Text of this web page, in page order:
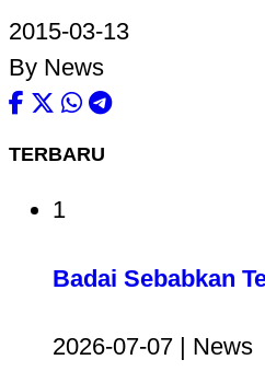
2015-03-13
By News
TERBARU
1
Badai Sebabkan
2026-07-07 | News